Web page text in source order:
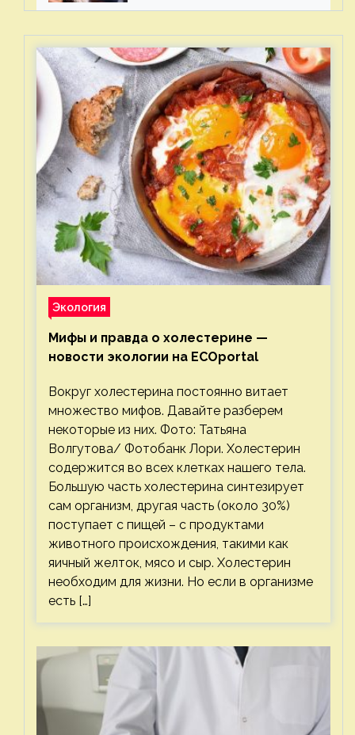
Экология
Мифы и правда о холестерине —
новости экологии на ECOportal
Вокруг холестерина постоянно витает
множество мифов. Давайте разберем
некоторые из них. Фото: Татьяна
Волгутова/ Фотобанк Лори. Холестерин
содержится во всех клетках нашего тела.
Большую часть холестерина синтезирует
сам организм, другая часть (около 30%)
поступает с пищей – с продуктами
животного происхождения, такими как
яичный желток, мясо и сыр. Холестерин
необходим для жизни. Но если в организме
есть […]